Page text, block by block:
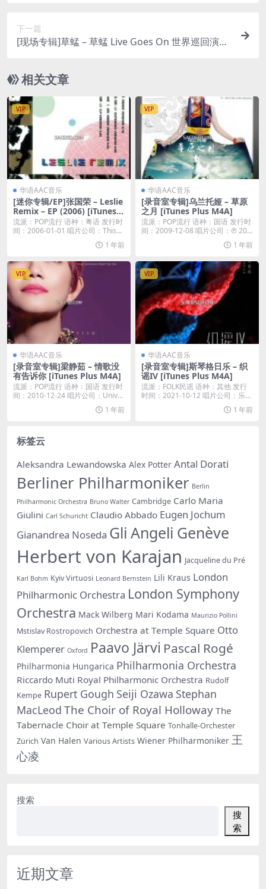
下一篇
[现场专辑]草蜢 – 草蜢 Live Goes On 世界巡回演唱
相关文章
VIP
华语AAC音乐
[迷你专辑/EP]张国荣 – Leslie
Remix – EP (2006) [iTunes P
lus M4A]
流派：POP流行 语种：粤语 发行时
间：2006-01-01 唱片公司：This...
1 年前
VIP
华语AAC音乐
[录音室专辑]乌兰托娅 – 草原
之月 [iTunes Plus M4A]
流派：POP流行 语种：国语 发行时
间：2009-12-08 唱片公司：℗ 20...
1 年前
VIP
华语AAC音乐
[录音室专辑]梁静茹 – 情歌没
有告诉你 [iTunes Plus M4A]
流派：POP流行 语种：国语 发行时
间：2010-12-24 唱片公司：Univ...
1 年前
VIP
华语AAC音乐
[录音室专辑]斯琴格日乐 – 织
谣IV [iTunes Plus M4A]
流派：FOLK民谣 语种：其他 发行
时间：2021-10-12 唱片公司：乐人
1 年前
标签云
Aleksandra Lewandowska Alex Potter Antal Dorati
Berliner Philharmoniker Berlin
Philharmonic Orchestra Bruno Walter Cambridge Carlo Maria
Giulini Carl Schuricht Claudio Abbado Eugen Jochum
Gianandrea Noseda Gli Angeli Genève
Herbert von Karajan Jacqueline du Pré
Karl Bohm Kyiv Virtuosi Leonard Bernstein Lili Kraus London
Philharmonic Orchestra London Symphony
Orchestra Mack Wilberg Mari Kodama Maurizio Pollini
Mstislav Rostropovich Orchestra at Temple Square Otto
Klemperer Oxford Paavo Järvi Pascal Rogé
Philharmonia Hungarica Philharmonia Orchestra
Riccardo Muti Royal Philharmonic Orchestra Rudolf
Kempe Rupert Gough Seiji Ozawa Stephan
MacLeod The Choir of Royal Holloway The
Tabernacle Choir at Temple Square Tonhalle-Orchester
Zürich Van Halen Various Artists Wiener Philharmoniker 王
心凌
搜索
搜
索
近期文章